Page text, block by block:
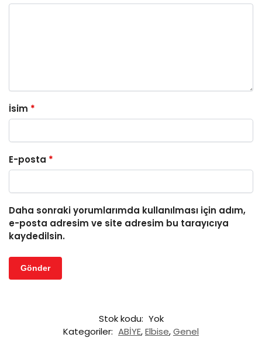
İsim *
E-posta *
Daha sonraki yorumlarımda kullanılması için adım,
e-posta adresim ve site adresim bu tarayıcıya
kaydedilsin.
Stok kodu: Yok
Kategoriler: ABİYE,Elbise,Genel